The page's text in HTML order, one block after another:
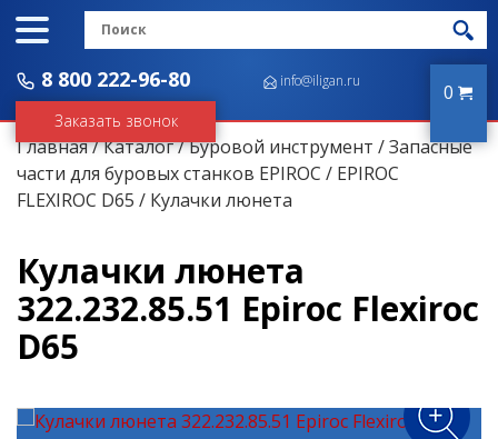
8 800 222-96-80
Заказать звонок
info@iligan.ru 0
Главная/Каталог/Буровой инструмент /Запасные
части для буровых станков EPIROC / EPIROC
FLEXIROC D65 / Кулачки люнета
Кулачки люнета
322.232.85.51 Epiroc Flexiroc
D65